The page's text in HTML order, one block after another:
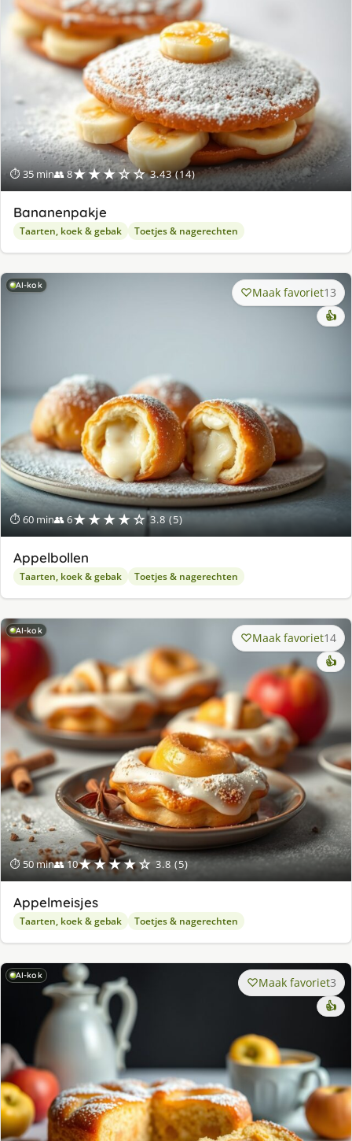
⏱ 35 min👥 8★★★☆☆ 3.43 (14)
Bananenpakje
Taarten, koek & gebak Toetjes & nagerechten
AI-kok
⏱ 60 min👥 6★★★★☆ 3.8 (5)
Maak favoriet13
👍
Appelbollen
Taarten, koek & gebak Toetjes & nagerechten
AI-kok
⏱ 50 min👥 10★★★★☆ 3.8 (5)
Maak favoriet14
👍
Appelmeisjes
Taarten, koek & gebak Toetjes & nagerechten
AI-kok Maak favoriet3
👍